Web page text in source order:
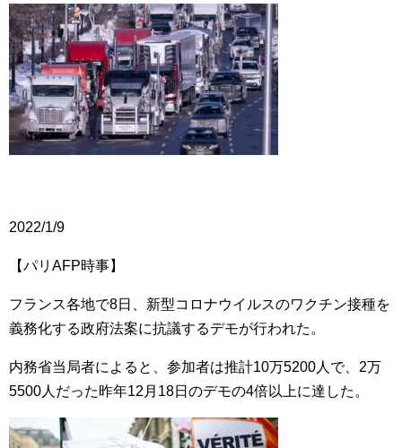
2022/1/9
【パリAFP時事】
フランス各地で8日、新型コロナウイルスのワクチン接種を
義務化する政府法案に抗議するデモが行われた。
内務省当局者によると、参加者は推計10万5200人で、2万
5500人だった昨年12月18日のデモの4倍以上に達した。